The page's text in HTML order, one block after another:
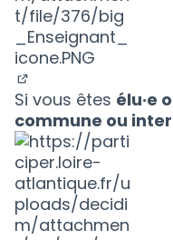
(Nouvelle fenêtre)
Si vous êtes élu·e
commune ou